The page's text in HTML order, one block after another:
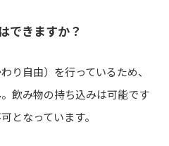
できますか？
り自由）を行っているため、
飲み物の持ち込みは可能です
となっています。